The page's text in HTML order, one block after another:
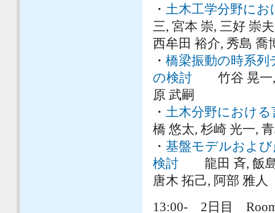
・ 土木工学分野に
三, 宮本 崇, 三好 崇
西牟田 裕介, 秀島 喬
・ 橋梁振動の時系
の検討 竹谷 晃一,
原 武嗣
・ 土木分野におけ
橋 悠太, 杉崎 光一,
・ 基盤モデルおよ
検討 龍田 斉, 飯島
唐木 拓己, 阿部 雅人
13:00- 2日目